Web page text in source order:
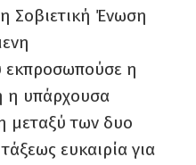
Σοβιετική Ένωση
εκπροσωπούσε η
η υπάρχουσα
μεταξύ των δυο
ευκαιρία για